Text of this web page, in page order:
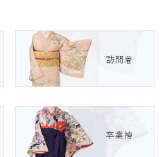
訪問着
卒業袴